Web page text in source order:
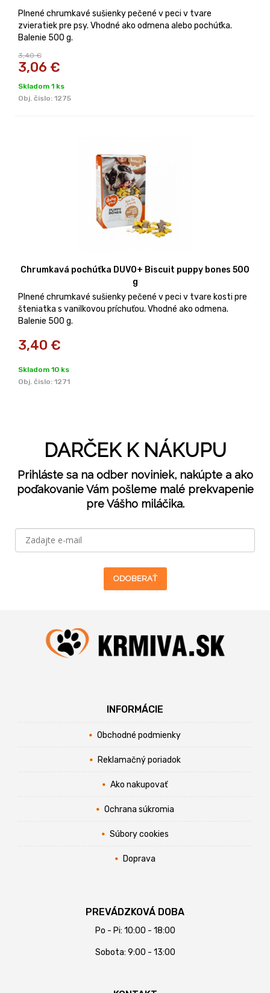
Plnené chrumkavé sušienky pečené v peci v tvare
zvieratiek pre psy. Vhodné ako odmena alebo pochúťka.
Balenie 500 g.
3,40 €
3,06 €
Skladom 1 ks
Obj. čislo: 1275
Chrumkavá pochúťka DUVO+ Biscuit puppy bones 500
g
Plnené chrumkavé sušienky pečené v peci v tvare kosti pre
šteniatka s vanilkovou príchuťou. Vhodné ako odmena.
Balenie 500 g.
3,40 €
Skladom 10 ks
Obj. čislo: 1271
DARČEK K NÁKUPU
Prihláste sa na odber noviniek, nakúpte a ako
poďakovanie Vám pošleme malé prekvapenie
pre Vášho miláčika.
ODOBERAŤ
INFORMÁCIE
Obchodné podmienky
Reklamačný poriadok
Ako nakupovať
Ochrana súkromia
Súbory cookies
Doprava
PREVÁDZKOVÁ DOBA
Po - Pi: 10:00 - 18:00
Sobota: 9:00 - 13:00